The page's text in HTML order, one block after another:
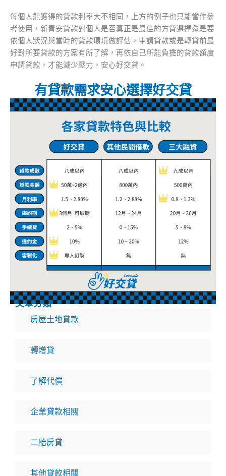
文章分類
房屋土地貸款
轉增貸
了解代償
企業貸款相關
二胎房貸
其他貸款相關
每個人能獲得的貸款利率大不相同，上方的例子也只能當作參
考使用，新青安貸款對個人是否真正是最佳的方貸選擇還是要
依個人狀況與當時的貸款環境做評估，申請貸款或是轉貸前最
好對所要貸款的方案有所了解，再依自己所能負擔的貸款額度
申請貸款，才能減少壓力，安心好交貸。
有貸款需求安心選擇好交貸